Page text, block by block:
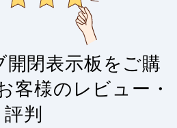
閉表示板をご購
客様のレビュー・
評判